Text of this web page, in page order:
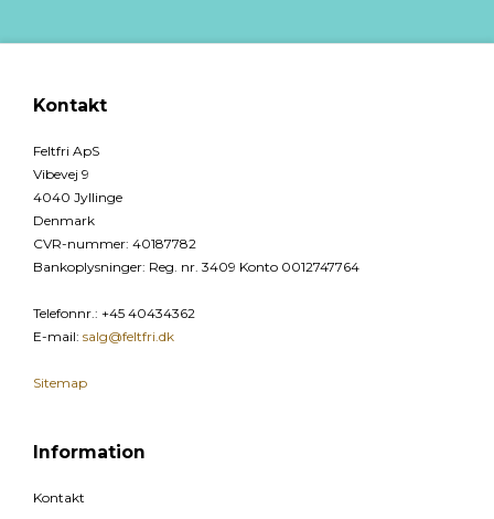
Kontakt
Feltfri ApS
Vibevej 9
4040 Jyllinge
Denmark
CVR-nummer: 40187782
Bankoplysninger: Reg. nr. 3409 Konto 0012747764
Telefonnr.: +45 40434362
E-mail: salg@feltfri.dk
Sitemap
Information
Kontakt